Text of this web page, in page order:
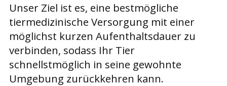
Unser Ziel ist es, eine bestmögliche
tiermedizinische Versorgung mit einer
möglichst kurzen Aufenthaltsdauer zu
verbinden, sodass Ihr Tier
schnellstmöglich in seine gewohnte
Umgebung zurückkehren kann.